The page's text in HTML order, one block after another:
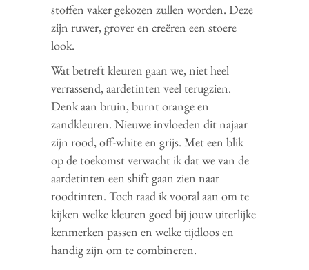
stoffen vaker gekozen zullen worden. Deze
zijn ruwer, grover en creëren een stoere
look.
Wat betreft kleuren gaan we, niet heel
verrassend, aardetinten veel terugzien.
Denk aan bruin, burnt orange en
zandkleuren. Nieuwe invloeden dit najaar
zijn rood, off-white en grijs. Met een blik
op de toekomst verwacht ik dat we van de
aardetinten een shift gaan zien naar
roodtinten. Toch raad ik vooral aan om te
kijken welke kleuren goed bij jouw uiterlijke
kenmerken passen en welke tijdloos en
handig zijn om te combineren.